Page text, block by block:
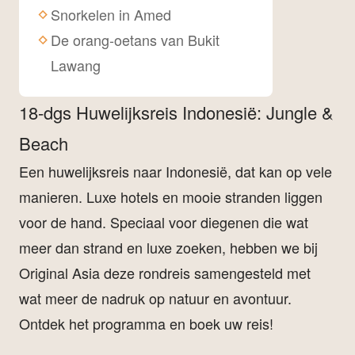
18-dgs Huwelijksreis Indonesië: Jungle &
Beach
Een huwelijksreis naar Indonesië, dat kan op vele
manieren. Luxe hotels en mooie stranden liggen
voor de hand. Speciaal voor diegenen die wat
meer dan strand en luxe zoeken, hebben we bij
Original Asia deze rondreis samengesteld met
wat meer de nadruk op natuur en avontuur.
Ontdek het programma en boek uw reis!
Snorkelen in Amed
De orang-oetans van Bukit
Lawang